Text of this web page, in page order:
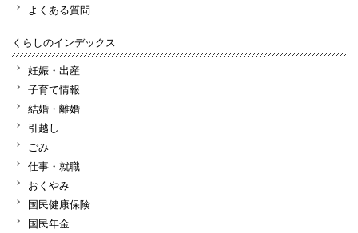
よくある質問
くらしのインデックス
妊娠・出産
子育て情報
結婚・離婚
引越し
ごみ
仕事・就職
おくやみ
国民健康保険
国民年金